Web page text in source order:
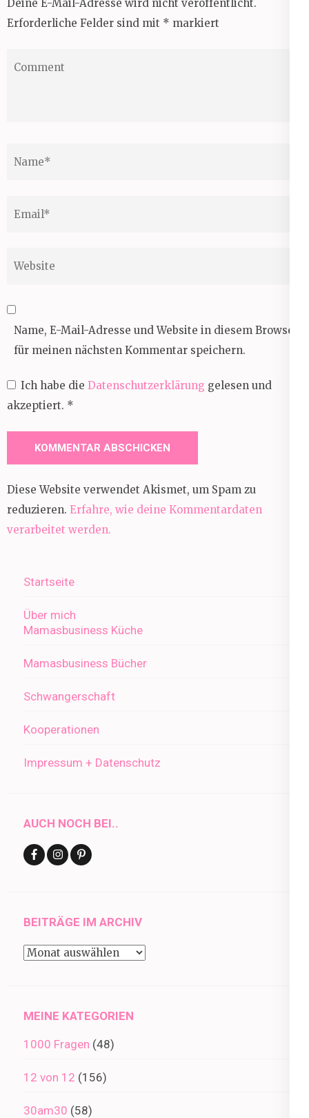
Deine E-Mail-Adresse wird nicht veröffentlicht.
Erforderliche Felder sind mit * markiert
Name, E-Mail-Adresse und Website in diesem Browser
für meinen nächsten Kommentar speichern.
Ich habe die Datenschutzerklärung gelesen und
akzeptiert. *
Diese Website verwendet Akismet, um Spam zu
reduzieren. Erfahre, wie deine Kommentardaten
verarbeitet werden.
Startseite
Über mich
Mamasbusiness Küche
Mamasbusiness Bücher
Schwangerschaft
Kooperationen
Impressum + Datenschutz
AUCH NOCH BEI..
BEITRÄGE IM ARCHIV
Beiträge
MEINE KATEGORIEN
1000 Fragen (48)
12 von 12 (156)
30am30 (58)